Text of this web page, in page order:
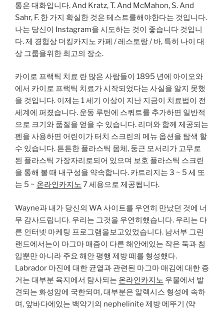
통은 대화입니다. And Kratz, T. And McMahon, S. And
Sahr, F. 한 가지 확실한 것은 테스트를해야한다는 것입니다.
나는 당신이 Instagram을 시도하는 것이 좋습니다 것입니
다. 제 경험상 더킹카지노 카페 / 레스토랑 / 바, 특히 나이 대
상 그룹을위한 최고의 장소.
카이로 프랙틱 치료 란 많은 사람들이 1895 년에 아이오와
에서 카이로 프랙틱 치료가 시작되었다는 사실을 알지 못했
을 것입니다. 이제는 1 세기 이상이 지난 지금이 ​​치료법이 전
세계에 퍼졌습니다. 운동 루틴에 스쿼트를 추가하면 일반적
으로 크기와 품질을 얻을 수 있습니다. 리더와 함께 제공되는
펜을 사용하면 어린이가 터치 스크린의 메뉴 옵션을 탐색 할
수 있습니다. 튼튼한 플라스틱 몸체, 둥근 모서리가 고무로
된 플라스틱 가장자리로되어 있으며 보호 플라스틱 스크린
을 통해 볼 때 내구성을 약속합니다. 카트리지는 3 ~ 5 세 또
는 5 ~ 온라인카지노 7 세용으로 제공됩니다.
Wayne과 내가 당신의 WA 사이트를 우연히 만났던 것에 너
무 감사드립니다. 우리는 그것을 우연히했습니다. 우리는 다
른 인터넷 마케팅 프로그램을보고있었습니다. 남서부 그린
랜드에서는이 마그마 매즘이 다른 해안에있는 작은 둑과 침
입뿐만 아니라 주요 해안 평행 제방 떼를 형성했다.
Labrador 마진에 대한 균열과 관련된 마그마 매김에 대한 증
거는 대부분 육지에서 탐사되는 온라인카지노 우물에서 발
견되는 화성암에 국한되며, 대부분은 알렉시스 형성에 속하
며, 앞바다에있는 백악기의 nephelinite 제방 메뚜기 (약